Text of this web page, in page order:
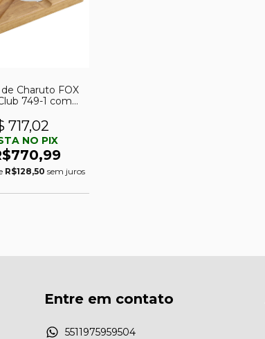
Charuto FOX
749-1 com
717,02
NO PIX
R$128,50 sem juros
Entre em contato
5511975959504